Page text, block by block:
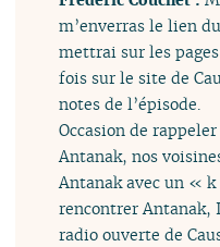
m’enverras le lien
mettrai sur les
fois sur le site de
notes de l’épisode.
Occasion de
Antanak, nos
Antanak avec un «
rencontrer Antanak,
radio ouverte de